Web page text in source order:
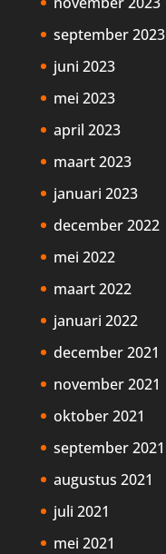
september 2023
juni 2023
mei 2023
april 2023
maart 2023
januari 2023
december 2022
mei 2022
maart 2022
januari 2022
december 2021
november 2021
oktober 2021
september 2021
augustus 2021
juli 2021
mei 2021